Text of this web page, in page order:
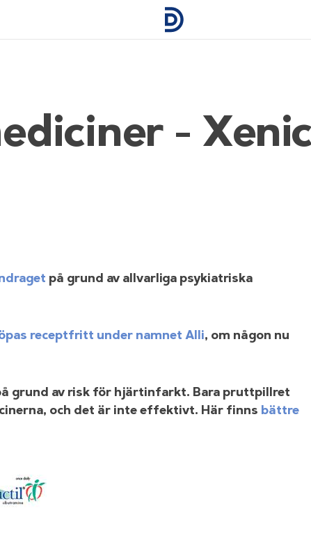
–
på grund av allvarliga psykiatriska
receptfritt under namnet Alli, om någon nu
grund av risk för hjärtinfarkt. Bara pruttpillret
och det är inte effektivt. Här finns bättre